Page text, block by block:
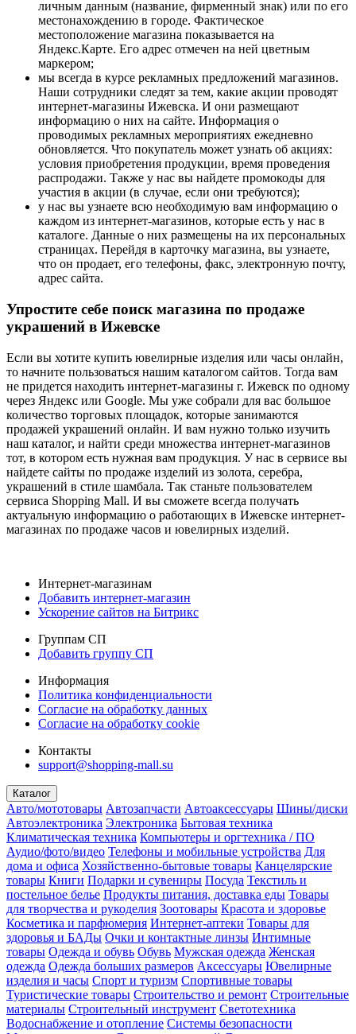
личным данным (название, фирменный знак) или по его
местонахождению в городе. Фактическое
местоположение магазина показывается на
Яндекс.Карте. Его адрес отмечен на ней цветным
маркером;
мы всегда в курсе рекламных предложений магазинов.
Наши сотрудники следят за тем, какие акции проводят
интернет-магазины Ижевска. И они размещают
информацию о них на сайте. Информация о
проводимых рекламных мероприятиях ежедневно
обновляется. Что покупатель может узнать об акциях:
условия приобретения продукции, время проведения
распродажи. Также у нас вы найдете промокоды для
участия в акции (в случае, если они требуются);
у нас вы узнаете всю необходимую вам информацию о
каждом из интернет-магазинов, которые есть у нас в
каталоге. Данные о них размещены на их персональных
страницах. Перейдя в карточку магазина, вы узнаете,
что он продает, его телефоны, факс, электронную почту,
адрес сайта.
Упростите себе поиск магазина по продаже
украшений в Ижевске
Если вы хотите купить ювелирные изделия или часы онлайн,
то начните пользоваться нашим каталогом сайтов. Тогда вам
не придется находить интернет-магазины г. Ижевск по одному
через Яндекс или Google. Мы уже собрали для вас большое
количество торговых площадок, которые занимаются
продажей украшений онлайн. И вам нужно только изучить
наш каталог, и найти среди множества интернет-магазинов
тот, в котором есть нужная вам продукция. У нас в сервисе вы
найдете сайты по продаже изделий из золота, серебра,
украшений в стиле шамбала. Так станьте пользователем
сервиса Shopping Mall. И вы сможете всегда получать
актуальную информацию о работающих в Ижевске интернет-
магазинах по продаже часов и ювелирных изделий.
Интернет-магазинам
Добавить интернет-магазин
Ускорение сайтов на Битрикс
Группам СП
Добавить группу СП
Информация
Политика конфиденциальности
Согласие на обработку данных
Согласие на обработку cookie
Контакты
support@shopping-mall.su
Каталог
Авто/мототовары Автозапчасти Автоаксессуары Шины/диски
Автоэлектроника Электроника Бытовая техника
Климатическая техника Компьютеры и оргтехника / ПО
Аудио/фото/видео Телефоны и мобильные устройства Для
дома и офиса Хозяйственно-бытовые товары Канцелярские
товары Книги Подарки и сувениры Посуда Текстиль и
постельное белье Продукты питания, доставка еды Товары
для творчества и рукоделия Зоотовары Красота и здоровье
Косметика и парфюмерия Интернет-аптеки Товары для
здоровья и БАДы Очки и контактные линзы Интимные
товары Одежда и обувь Обувь Мужская одежда Женская
одежда Одежда больших размеров Аксессуары Ювелирные
изделия и часы Спорт и туризм Спортивные товары
Туристические товары Строительство и ремонт Строительные
материалы Строительный инструмент Светотехника
Водоснабжение и отопление Системы безопасности